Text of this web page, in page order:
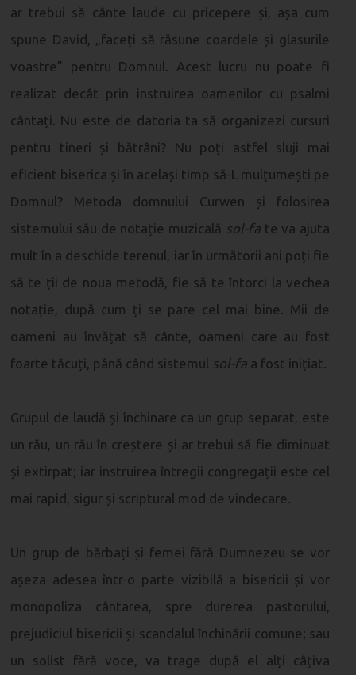
ar trebui să cânte laude cu pricepere și, așa cum
spune David, „faceți să răsune coardele și glasurile
voastre” pentru Domnul. Acest lucru nu poate fi
realizat decât prin instruirea oamenilor cu psalmi
cântați. Nu este de datoria ta să organizezi cursuri
pentru tineri și bătrâni? Nu poți astfel sluji mai
eficient biserica și în același timp să-L mulțumești pe
Domnul? Metoda domnului Curwen și folosirea
sistemului său de notație muzicală sol-fate va ajuta
mult în a deschide terenul, iar în următorii ani poți fie
să te ții de noua metodă, fie să te întorci la vechea
notație, după cum ți se pare cel mai bine. Mii de
oameni au învățat să cânte, oameni care au fost
foarte tăcuți, până când sistemul sol-fa a fost inițiat.
Grupul de laudă și închinare ca un grup separat, este
un rău, un rău în creștere și ar trebui să fie diminuat
și extirpat; iar instruirea întregii congregații este cel
mai rapid, sigur și scriptural mod de vindecare.
Un grup de bărbați și femei fără Dumnezeu se vor
așeza adesea într-o parte vizibilă a bisericii și vor
monopoliza cântarea, spre durerea pastorului,
prejudiciul bisericii și scandalul închinării comune; sau
un solist fără voce, va trage după el alți câțiva